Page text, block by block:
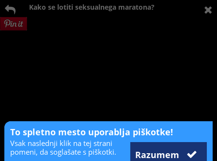
Kako se lotiti seksualnega maratona?
To spletno mesto uporablja piškotke!
Razumem
Vsak naslednji klik na tej strani
pomeni, da soglašate s piškotki.